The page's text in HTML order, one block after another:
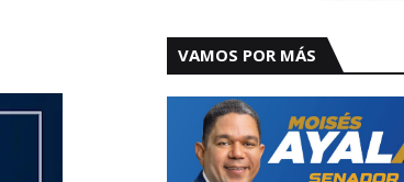
VAMOS POR MÁS